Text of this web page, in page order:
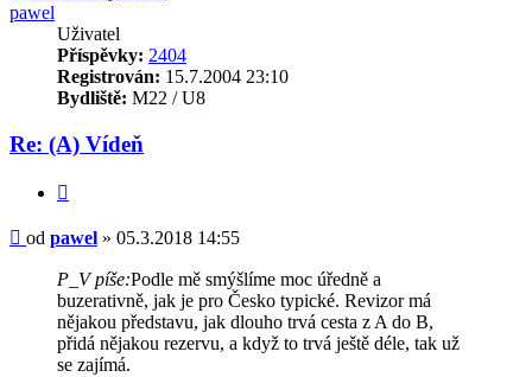
pawel
Uživatel
Příspěvky: 2404
Registrován: 15.7.2004 23:10
Bydliště: M22 / U8
Re: (A) Vídeň
Příspěvek
od pawel » 05.3.2018 14:55
P_V píše:Podle mě smýšlíme moc úředně a
buzerativně, jak je pro Česko typické. Revizor má
nějakou představu, jak dlouho trvá cesta z A do B,
přidá nějakou rezervu, a když to trvá ještě déle, tak už
se zajímá.